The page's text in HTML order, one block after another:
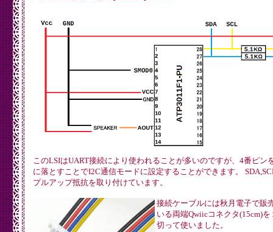
このLSIはUART接続により使われることが多いのですが、4番ピン
に落とすことでI2C通信モードに設定することができます。
プルアップ抵抗を取り付けています。
接続ケーブルには秋月電子で販
いる両端Qwiicコネクタ(15cm)を
切って使いました。